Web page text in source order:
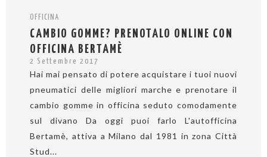
OFFICINA
CAMBIO GOMME? PRENOTALO ONLINE CON
OFFICINA BERTAMÈ
2 Settembre 2017
Hai mai pensato di potere acquistare i tuoi nuovi
pneumatici delle migliori marche e prenotare il
cambio gomme in officina seduto comodamente
sul divano Da oggi puoi farlo L'autofficina
Bertamè, attiva a Milano dal 1981 in zona Città
Stud...